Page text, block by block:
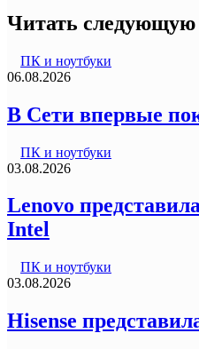
Читать следующую
ПК и ноутбуки
06.08.2026
В Сети впервые
ПК и ноутбуки
03.08.2026
Lenovo
Intel
ПК и ноутбуки
03.08.2026
Hisense